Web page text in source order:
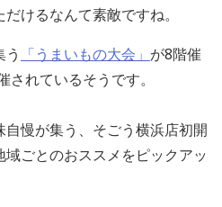
けるなんて素敵ですね。
「うまいもの大会」 が8階催
れているそうです。
慢が集う、そごう横浜店初開
ごとのおススメをピックアッ